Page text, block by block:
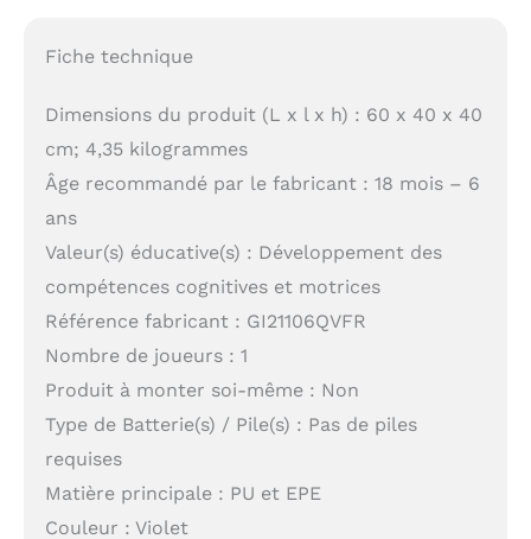
Fiche technique
Dimensions du produit (L x l x h) : 60 x 40 x 40
cm; 4,35 kilogrammes
Âge recommandé par le fabricant : 18 mois – 6
ans
Valeur(s) éducative(s) : Développement des
compétences cognitives et motrices
Référence fabricant : GI21106QVFR
Nombre de joueurs : 1
Produit à monter soi-même : Non
Type de Batterie(s) / Pile(s) : Pas de piles
requises
Matière principale : PU et EPE
Couleur : Violet